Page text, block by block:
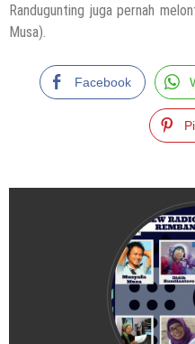
Randugunting juga pernah
Musa).
Facebook